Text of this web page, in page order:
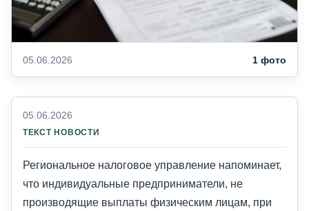
05.06.2026 1 фото
05.06.2026
ТЕКСТ НОВОСТИ
Региональное налоговое управление напоминает,
что индивидуальные предприниматели, не
производящие выплаты физическим лицам, при